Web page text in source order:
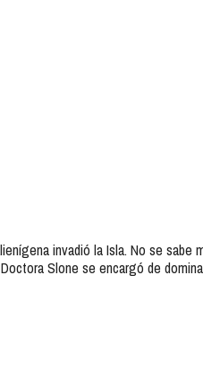
invadió la Isla. No se sabe
Slone se encargó de